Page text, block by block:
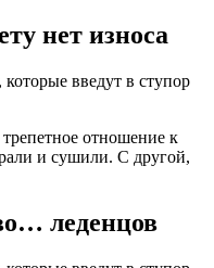
нет износа
отношение к
и сушили. С другой,
леденцов